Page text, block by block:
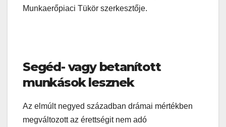
Munkaerőpiaci Tükör szerkesztője.
Segéd- vagy betanított
munkások lesznek
Az elmúlt negyed században drámai mértékben
megváltozott az érettségit nem adó